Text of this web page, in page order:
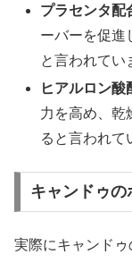
プラセンタ配
ーバーを促進
と言われてい
ヒアルロン酸
力を高め、乾
ると言われて
キャンドゥの
実際にキャンド